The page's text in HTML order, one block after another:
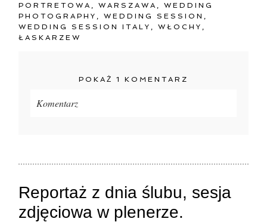
PORTRETOWA
,WARSZAWA ,WEDDING
PHOTOGRAPHY
,WEDDING SESSION
WEDDING SESSION ITALY
,WŁOCHY
ŁASKARZEW
POKAŻ 1 KOMENTARZ
Komentarz
Reportaż z dnia ślubu, sesja
zdjęciowa w plenerze.